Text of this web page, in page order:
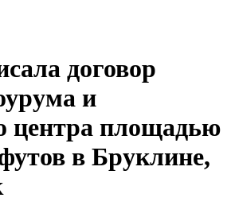
договор
и
центра площадью
в Бруклине,